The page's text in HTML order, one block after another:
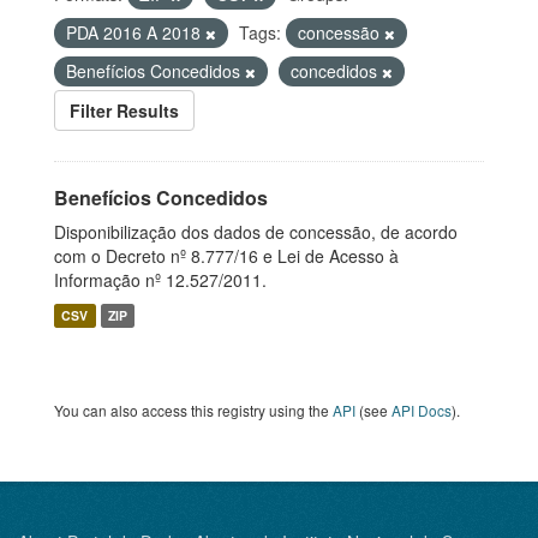
PDA 2016 A 2018
Tags:
concessão
Benefícios Concedidos
concedidos
Filter Results
Benefícios Concedidos
Disponibilização dos dados de concessão, de acordo
com o Decreto nº 8.777/16 e Lei de Acesso à
Informação nº 12.527/2011.
CSV ZIP
You can also access this registry using the API (see API Docs).